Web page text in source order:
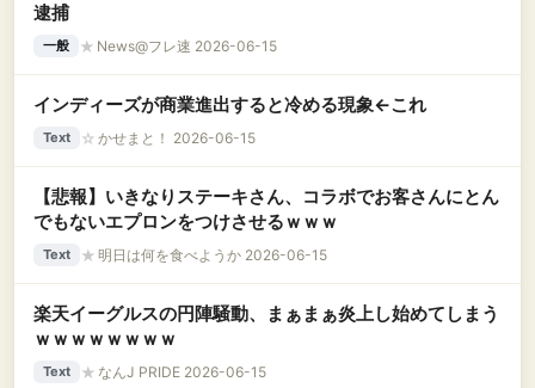
逮捕
一般 ★ News@フレ速 2026-06-15
インディーズが商業進出すると冷める現象←これ
Text ☆ かせまと！ 2026-06-15
【悲報】いきなりステーキさん、コラボでお客さんにとん
でもないエプロンをつけさせるｗｗｗ
Text ★ 明日は何を食べようか 2026-06-15
楽天イーグルスの円陣騒動、まぁまぁ炎上し始めてしまう
ｗｗｗｗｗｗｗｗ
Text ★ なんJ PRIDE 2026-06-15